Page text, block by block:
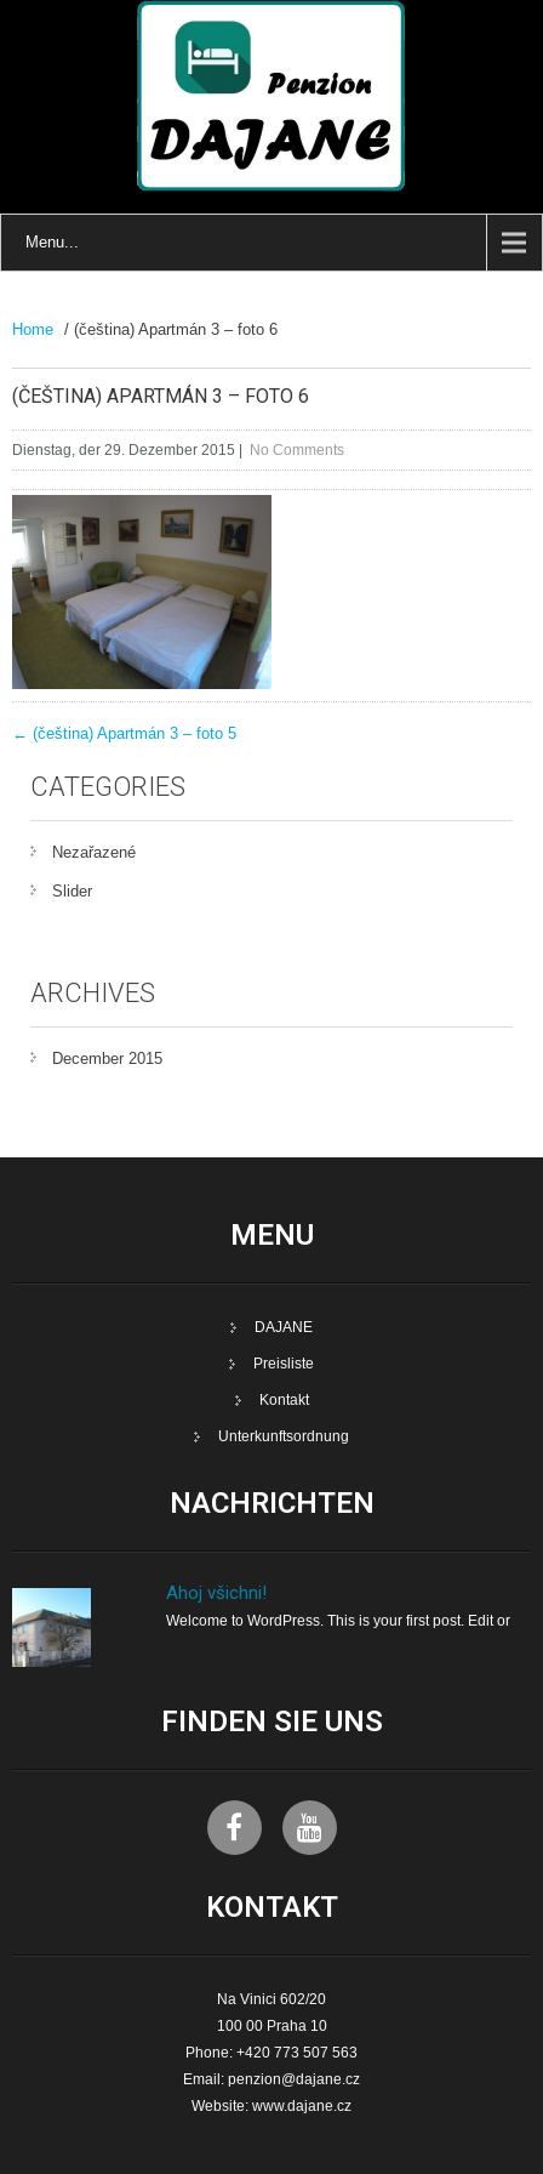
Menu...
Home / (čeština) Apartmán 3 – foto 6
(ČEŠTINA) APARTMÁN 3 – FOTO 6
Dienstag, der 29. Dezember 2015 No Comments
POST
NAVIGATION
← (čeština) Apartmán 3 – foto 5
CATEGORIES
Nezařazené
Slider
ARCHIVES
December 2015
MENU
DAJANE
Preisliste
Kontakt
Unterkunftsordnung
NACHRICHTEN
Ahoj všichni!
Welcome to WordPress. This is your first post. Edit or
FINDEN SIE UNS
KONTAKT
Na Vinici 602/20
100 00 Praha 10
Phone: +420 773 507 563
Email: penzion@dajane.cz
Website: www.dajane.cz